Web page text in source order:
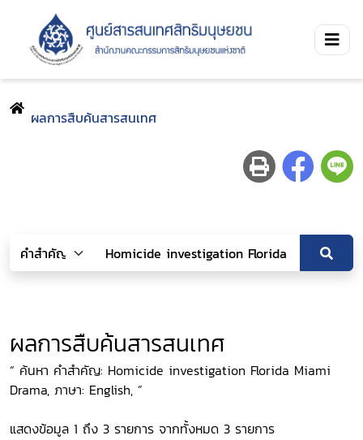
ผลการสืบค้นสารสนเทศ
ผลการสืบค้นสารสนเทศ
“ ค้นหา คำสำคัญ: Homicide investigation Florida Miami
Drama, ภาษา: English, ”
แสดงข้อมูล 1 ถึง 3 รายการ จากทั้งหมด 3 รายการ